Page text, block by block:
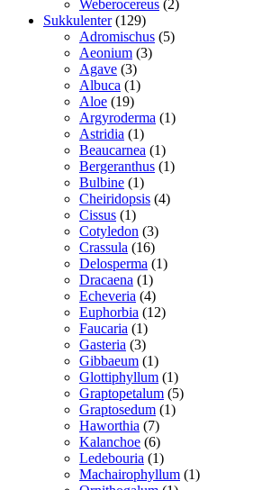
Weberocereus 22
Sukkulenter 129129
varer
Adromischus 55
Aeonium 33
Agave 33
varer
Albuca 11
Aloe 1919
varer
Argyroderma 11
Astridia 11
vare
Beaucarnea 11
vare
Bergeranthus 11
Bulbine 11
vare
Cheiridopsis 44
Cissus 11
vare
Cotyledon 33
varer
Crassula 1616
varer
Delosperma 11
Dracaena 11
vare
Echeveria 44
varer
Euphorbia 1212
Faucaria 11
vare
Gasteria 33
varer
Gibbaeum 11
vare
Glottiphyllum 11
vare
Graptopetalum 55
Graptosedum 11
Haworthia 77
varer
Kalanchoe 66
varer
Ledebouria 11
vare
Machairophyllum 11